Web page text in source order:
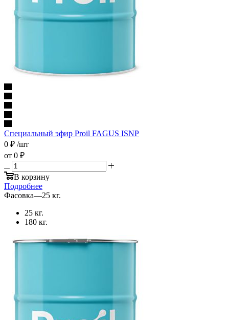
Специальный эфир Proil FAGUS ISNP
0 ₽ /шт
от 0 ₽
В корзину
Подробнее
Фасовка—25 кг.
25 кг.
180 кг.